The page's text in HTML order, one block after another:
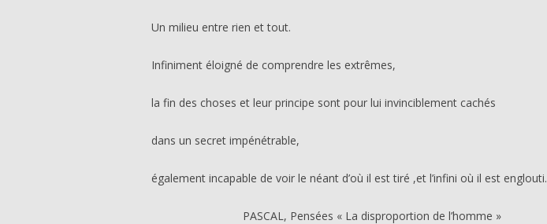
Un milieu entre rien et tout.
Infiniment éloigné de comprendre les extrêmes,
la fin des choses et leur principe sont pour lui invinciblement cachés
dans un secret impénétrable,
également incapable de voir le néant d’où il est tiré ,et l’infini où il est englouti.
PASCAL, Pensées « La disproportion de l’homme »